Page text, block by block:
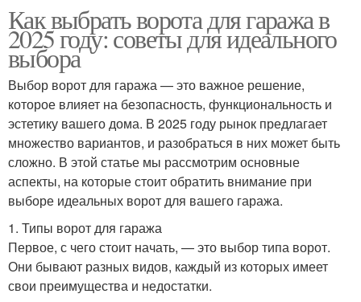
Как выбрать ворота для гаража в
2025 году: советы для идеального
выбора
Выбор ворот для гаража — это важное решение,
которое влияет на безопасность, функциональность и
эстетику вашего дома. В 2025 году рынок предлагает
множество вариантов, и разобраться в них может быть
сложно. В этой статье мы рассмотрим основные
аспекты, на которые стоит обратить внимание при
выборе идеальных ворот для вашего гаража.
1. Типы ворот для гаража
Первое, с чего стоит начать, — это выбор типа ворот.
Они бывают разных видов, каждый из которых имеет
свои преимущества и недостатки.